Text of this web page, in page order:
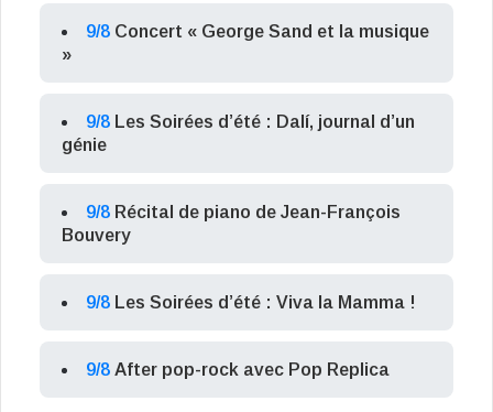
9/8 Concert « George Sand et la musique
»
9/8 Les Soirées d’été : Dalí, journal d’un
génie
9/8 Récital de piano de Jean-François
Bouvery
9/8 Les Soirées d’été : Viva la Mamma !
9/8 After pop-rock avec Pop Replica